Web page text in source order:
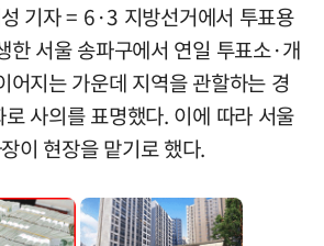
기자 = 6·3 지방선거에서 투표용
한 서울 송파구에서 연일 투표소·개
어지는 가운데 지역을 관할하는 경
사의를 표명했다. 이에 따라 서울
이 현장을 맡기로 했다.